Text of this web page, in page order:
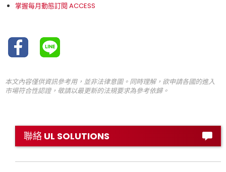
掌握每月動態訂閱 ACCESS
本文內容僅供資訊參考用，並非法律意圖。同時理解，欲申請各國的進入
市場符合性認證，敬請以最更新的法規要求為參考依歸。
聯絡 UL SOLUTIONS